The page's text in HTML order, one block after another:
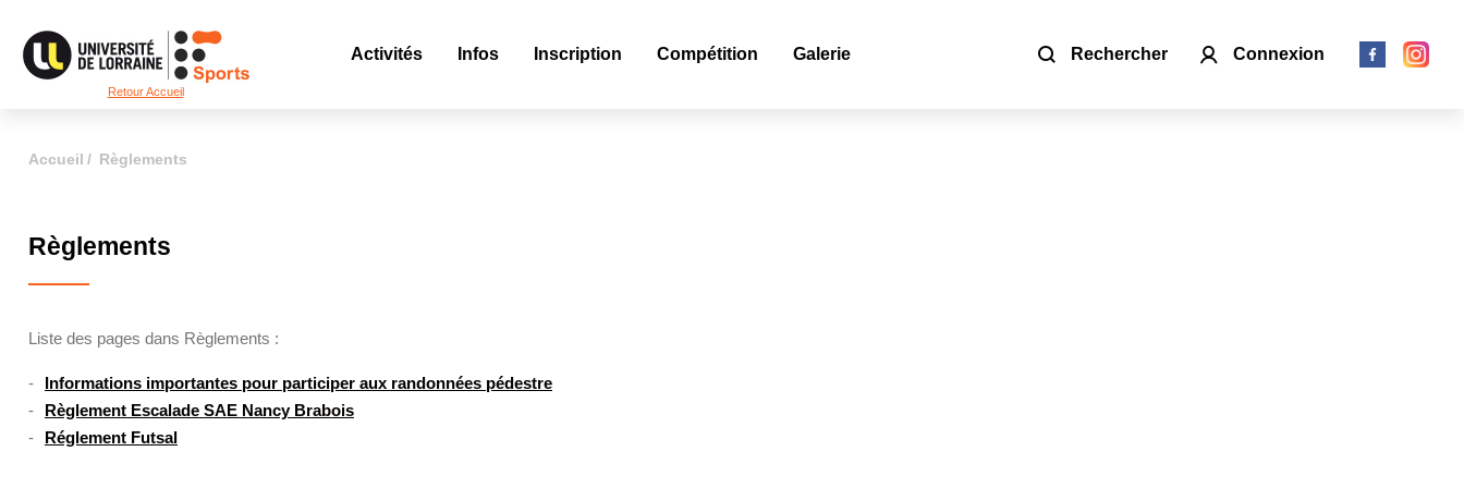
Retour Accueil
Activités Infos Inscription Compétition Galerie Rechercher Connexion
Accueil Règlements
Règlements
Liste des pages dans Règlements :
Informations importantes pour participer aux randonnées pédestre
Règlement Escalade SAE Nancy Brabois
Réglement Futsal